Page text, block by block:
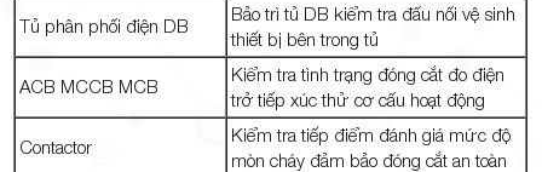
Tủ phân phối điện DB
Bảo trì tủ DB kiểm tra đấu nối vệ sinh
thiết bị bên trong tủ
ACB MCCB MCB
Kiểm tra tình trạng đóng cắt đo điện
trở tiếp xúc thử cơ cấu hoạt động
Contactor
Kiểm tra tiếp điểm đánh giá mức độ
mòn cháy đảm bảo đóng cắt an toàn